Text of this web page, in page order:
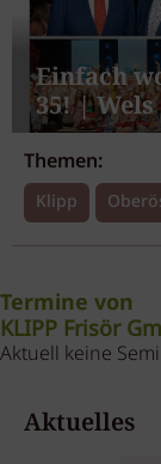
Einfach
35! | Wels
Themen:
Klipp
Termine von
KLIPP Frisör
Aktuell keine
Aktuelles